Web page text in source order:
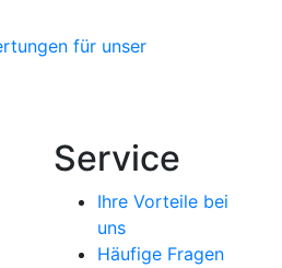
für unser
Service
Ihre Vorteile bei
uns
Häufige Fragen